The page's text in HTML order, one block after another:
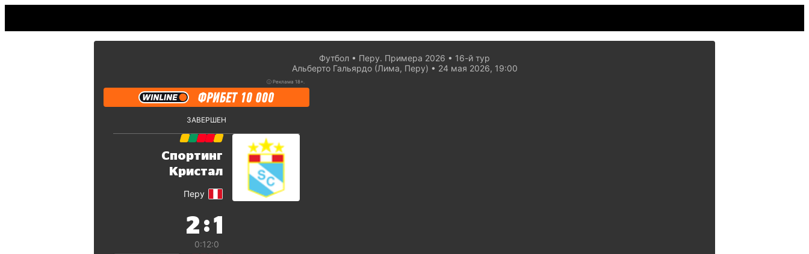
Футбол Перу. Примера 2026
16-й тур
Альберто Гальярдо (Лима, Перу)
24 мая 2026, 19:00
ⓘ Реклама 18+.
ЗАВЕРШЕН
Спортинг
Кристал
Перу
2 :1
0:12:0